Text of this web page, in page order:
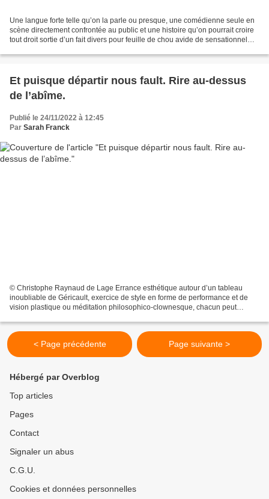
Une langue forte telle qu’on la parle ou presque, une comédienne seule en
scène directement confrontée au public et une histoire qu’on pourrait croire
tout droit sortie d’un fait divers pour feuille de chou avide de sensationnel…
Et puisque départir nous fault. Rire au-dessus
de l’abîme.
Publié le 24/11/2022 à 12:45
Par Sarah Franck
© Christophe Raynaud de Lage Errance esthétique autour d’un tableau
inoubliable de Géricault, exercice de style en forme de performance et de
vision plastique ou méditation philosophico-clownesque, chacun peut
< Page précédente Page suivante >
Hébergé par Overblog
Top articles
Pages
Contact
Signaler un abus
C.G.U.
Cookies et données personnelles